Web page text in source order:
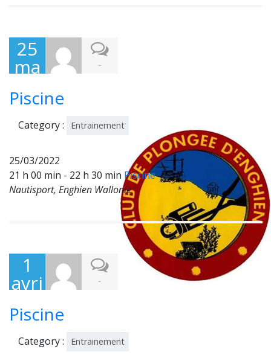
25
ma
202
2
-
Piscine
Category : Entrainement
25/03/2022
21 h 00 min - 22 h 30 min Piscine
Nautisport, Enghien Wallonie
1
avri
202
2
-
Piscine
Category : Entrainement